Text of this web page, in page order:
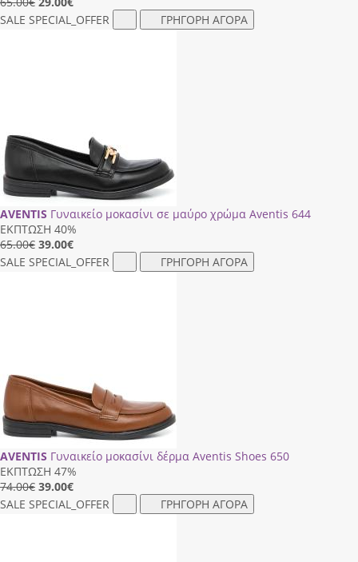
SALE SPECIAL_OFFER ΓΡΗΓΟΡΗ ΑΓΟΡΑ
AVENTIS Γυναικείο μοκασίνι σε μαύρο χρώμα Aventis 644
ΕΚΠΤΩΣΗ 40%
65.00€ 39.00€
SALE SPECIAL_OFFER ΓΡΗΓΟΡΗ ΑΓΟΡΑ
AVENTIS Γυναικείο μοκασίνι δέρμα Aventis Shoes 650
ΕΚΠΤΩΣΗ 47%
74.00€ 39.00€
SALE SPECIAL_OFFER ΓΡΗΓΟΡΗ ΑΓΟΡΑ